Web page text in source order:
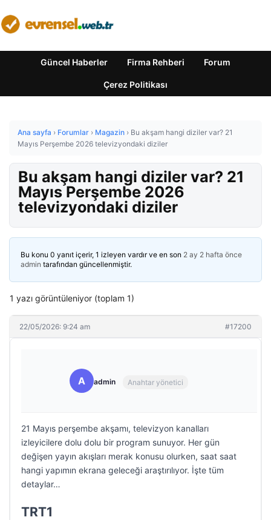
Güncel Haberler Firma Rehberi Forum
Çerez Politikası
Ana sayfa › Forumlar › Magazin › Bu akşam hangi diziler var? 21
Mayıs Perşembe 2026 televizyondaki diziler
Bu akşam hangi diziler var? 21
Mayıs Perşembe 2026
televizyondaki diziler
Bu konu 0 yanıt içerir, 1 izleyen vardır ve en son 2 ay 2 hafta önce
admin tarafından güncellenmiştir.
1 yazı görüntüleniyor (toplam 1)
22/05/2026: 9:24 am #17200
A admin Anahtar yönetici
21 Mayıs perşembe akşamı, televizyon kanalları
izleyicilere dolu dolu bir program sunuyor. Her gün
değişen yayın akışları merak konusu olurken, saat saat
hangi yapımın ekrana geleceği araştırılıyor. İşte tüm
detaylar…
TRT1